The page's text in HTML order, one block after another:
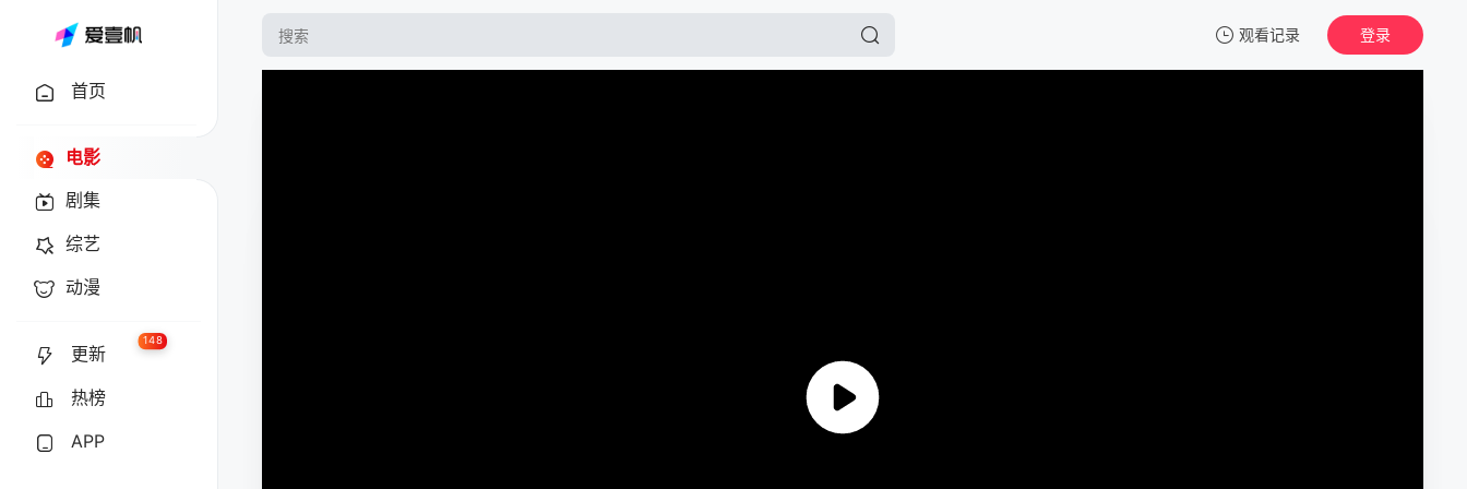
观看记录 登录
首页
电影
剧集
综艺
动漫
更新
148
热榜
APP